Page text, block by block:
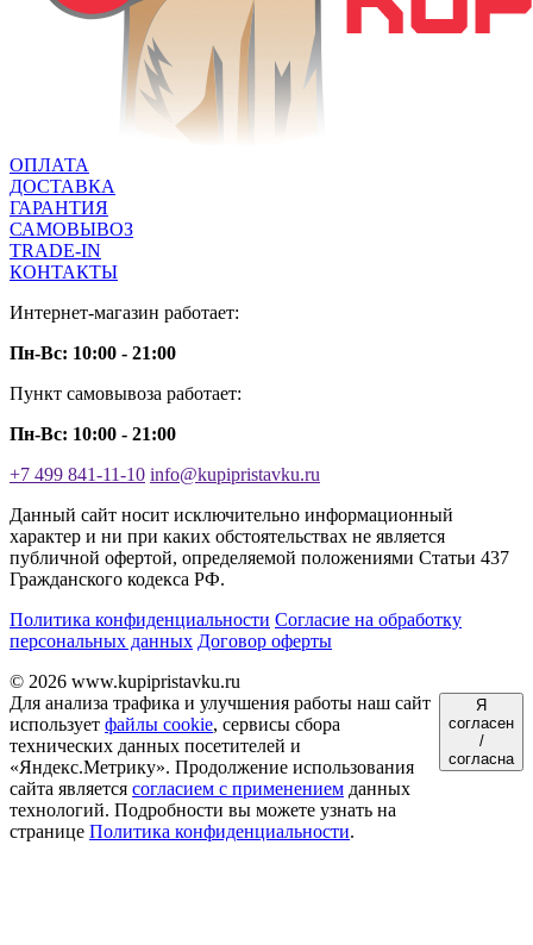
ОПЛАТА
ДОСТАВКА
ГАРАНТИЯ
САМОВЫВОЗ
TRADE-IN
КОНТАКТЫ
Интернет-магазин работает:
Пн-Вс: 10:00 - 21:00
Пункт самовывоза работает:
Пн-Вс: 10:00 - 21:00
+7 499 841-11-10 info@kupipristavku.ru
Данный сайт носит исключительно информационный
характер и ни при каких обстоятельствах не является
публичной офертой, определяемой положениями Статьи 437
Гражданского кодекса РФ.
Политика конфиденциальности Согласие на обработку
персональных данных Договор оферты
© 2026 www.kupipristavku.ru
Для анализа трафика и улучшения работы наш сайт
использует файлы cookie, сервисы сбора
технических данных посетителей и
«Яндекс.Метрику». Продолжение использования
сайта является согласием с применением данных
технологий. Подробности вы можете узнать на
странице Политика конфиденциальности.
Я
согласен
/
согласна